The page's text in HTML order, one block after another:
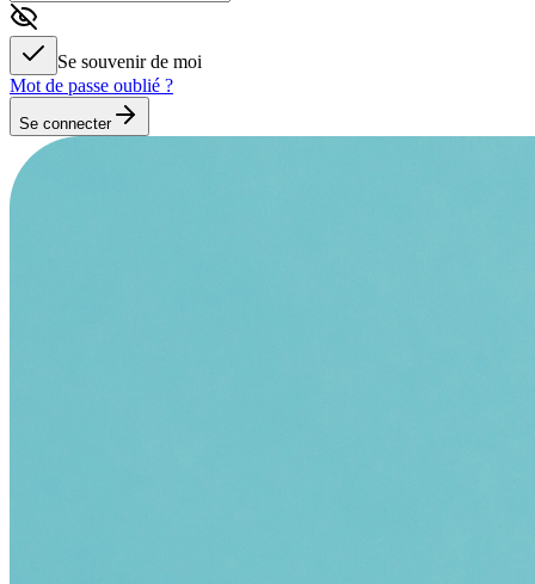
Se souvenir de moi
Mot de passe oublié ?
Se connecter